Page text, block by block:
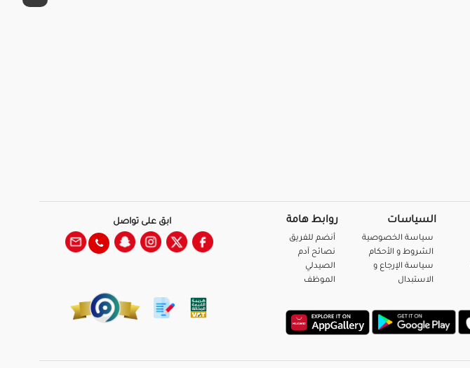
السياسات
سياسة الخصوصية
الشروط و الأحكام
سياسة الإرجاع و
الاستبدال
روابط هامة
أنضم للفريق
نصائح آدم
الصيدلي
الموظف
ابق على تواصل